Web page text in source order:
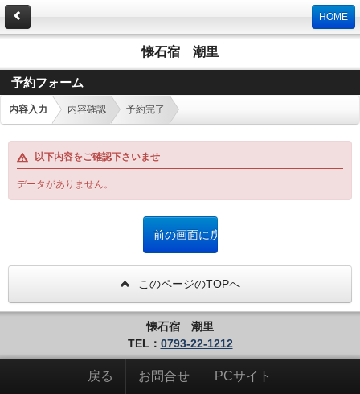
HOME
懐石宿 潮里
予約フォーム
内容入力 内容確認 予約完了
以下内容をご確認下さいませ
データがありません。
このページのTOPへ
懐石宿 潮里
TEL： 0793-22-1212
戻る お問合せ PCサイト